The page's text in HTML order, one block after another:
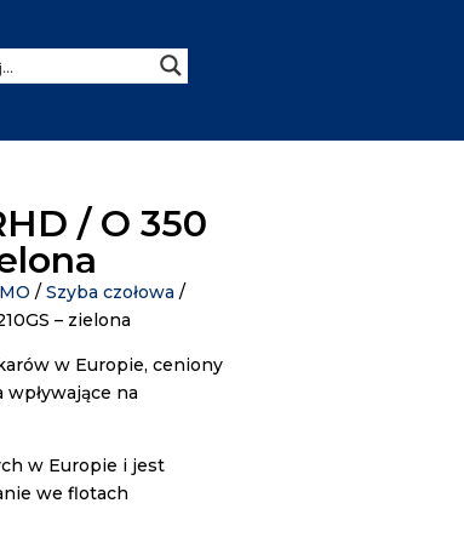
/ O 350
/Szyba czołowa /
– zielona
w Europie, ceniony
na
w Europie i jest
we flotach